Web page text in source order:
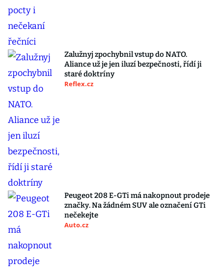
Zalužnyj zpochybnil vstup do NATO.
Aliance už je jen iluzí bezpečnosti, řídí ji
staré doktríny
Reflex.cz
Peugeot 208 E-GTi má nakopnout prodeje
značky. Na žádném SUV ale označení GTi
nečekejte
Auto.cz